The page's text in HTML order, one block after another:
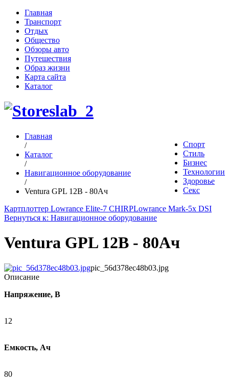
Главная
Транспорт
Отдых
Общество
Обзоры авто
Путешествия
Образ жизни
Карта сайта
Каталог
Спорт
Стиль
Бизнес
Технологии
Здоровье
Секс
Главная
/
Каталог
/
Навигационное оборудование
/
Ventura GPL 12В - 80Ач
Картплоттер Lowrance Elite-7 CHIRPLowrance Mark-5x DSI
Вернуться к: Навигационное оборудование
Ventura GPL 12В - 80Ач
pic_56d378ec48b03.jpg
Описание
Напряжение, В
12
Емкость, Ач
80